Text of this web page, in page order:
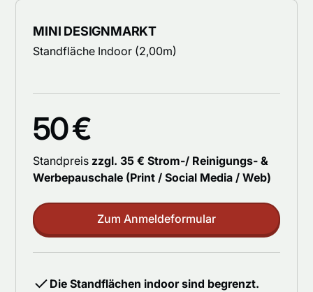
MINI DESIGNMARKT
Standfläche Indoor (2,00m)
50 €
Standpreis zzgl. 35 € Strom-/ Reinigungs- &
Werbepauschale (Print / Social Media / Web)
Zum Anmeldeformular
Die Standflächen indoor sind begrenzt.